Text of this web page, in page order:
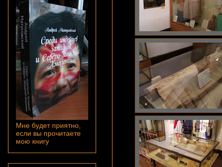
Мне будет приятно,
если вы прочитаете
мою книгу